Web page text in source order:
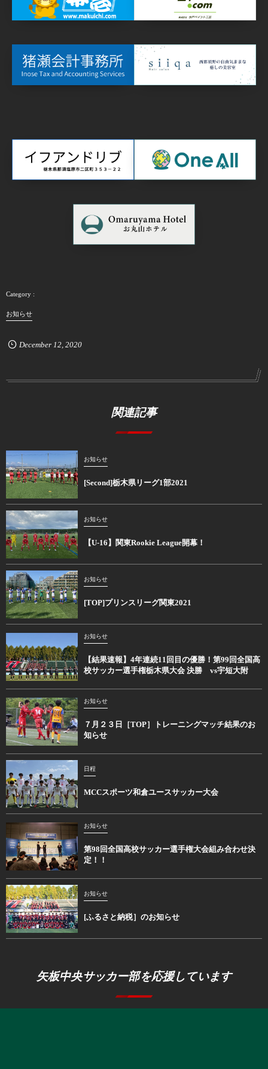
お知らせ
December 12, 2020
関連記事
お知らせ
[Second]栃木県リーグ1部2021
お知らせ
【U-16】関東Rookie League開幕！
お知らせ
[TOP]プリンスリーグ関東2021
お知らせ
【結果速報】4年連続11回目の優勝！第99回全国高
校サッカー選手権栃木県大会 決勝 vs宇短大附
お知らせ
７月２３日［TOP］トレーニングマッチ結果のお
知らせ
日程
MCCスポーツ和倉ユースサッカー大会
お知らせ
第98回全国高校サッカー選手権大会組み合わせ決
定！！
お知らせ
[ふるさと納税］のお知らせ
矢板中央サッカー部を応援しています